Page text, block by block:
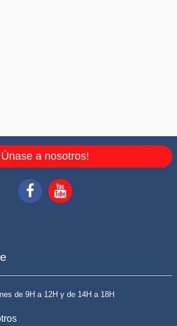
Únase a nosotros!
de 9H a 12H y de 14H a 18H